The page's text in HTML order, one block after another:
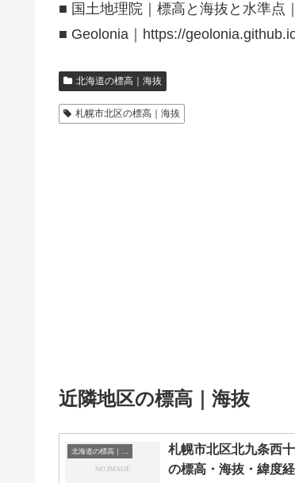
■ 国土地理院｜標高と海抜と水準点
■ Geolonia｜https://
北海道の標高｜海抜
札幌市北区の標高｜海抜
近隣地区の標高｜海抜
札幌市北区北九条西
の標高・海抜・緯度